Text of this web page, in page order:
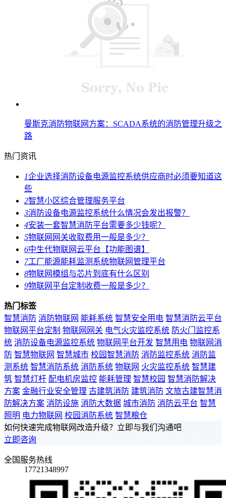
曼斯克消防物联网方案：SCADA系统的消防管理升级之
路
热门资讯
1企业选择消防设备电源监控系统供应商时必须要知道这
些
2智慧小区综合管理服务平台
3消防设备电源监控系统什么情况会发出报警？
4安装一套智慧消防平台需要多少钱呢？
5物联网网关收取费用一般是多少？
6中生代物联网云平台【功能图谱】
7工厂能源能耗监测系统物联网管理平台
8物联网模组与芯片到底有什么区别
9物联网平台定制收费一般是多少？
热门标签
智慧消防 消防物联网 能耗系统 智慧安全用电 智慧消防云平台
物联网平台定制 物联网网关 电气火灾监控系统 防火门监控系
统 消防设备电源监控系统 物联网平台开发 智慧用电 物联网消
防 智慧物联网 智慧城市 校园智慧消防 消防监控系统 消防监
测系统 智慧消防系统 消防系统 物联网 火灾监控系统 智慧建
筑 智慧灯杆 配电机房监控 能耗管理 智慧校园 智慧消防解决
方案 金融行业安全管理 古建筑消防 建筑消防 文旅古建智慧消
防解决方案 消防设施 消防大数据 城市消防 消防云平台 智慧
照明 电力物联网 校园消防系统 智慧粮仓
如何快速完成物联网改造升级？立即与我们沟通吧
立即咨询
全国服务热线
17721348997